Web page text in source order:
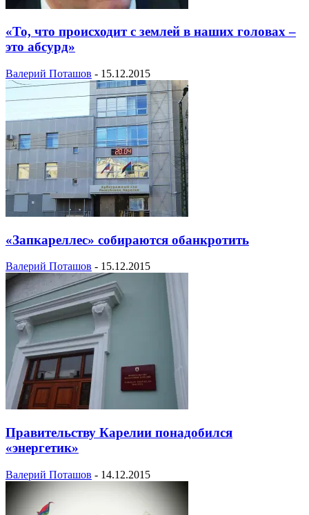
«То, что происходит с землей в наших головах –
это абсурд»
Валерий Поташов - 15.12.2015
«Запкареллес» собираются обанкротить
Валерий Поташов - 15.12.2015
Правительству Карелии понадобился
«энергетик»
Валерий Поташов - 14.12.2015